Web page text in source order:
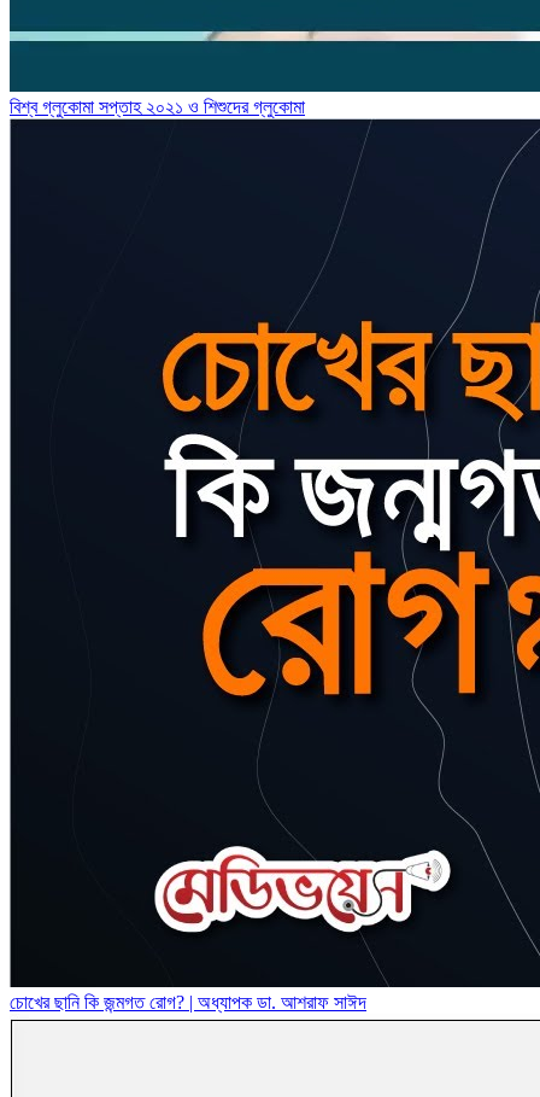
বিশ্ব গ্লুকোমা সপ্তাহ ২০২১ ও শিশুদের গ্লুকোমা
চোখের ছানি কি জন্মগত রোগ? | অধ্যাপক ডা. আশরাফ সাঈদ